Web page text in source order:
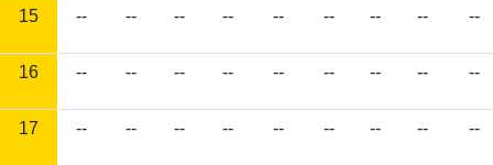
15 -- -- -- -- -- -- -- -- --
16 -- -- -- -- -- -- -- -- --
17 -- -- -- -- -- -- -- -- --